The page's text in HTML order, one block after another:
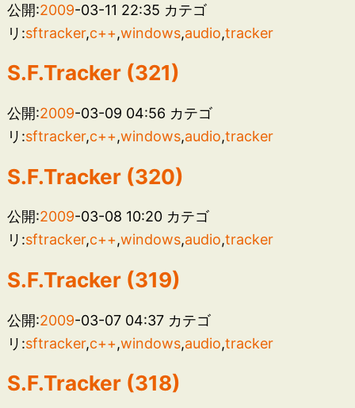
公開:2009-03-11 22:35 カテゴ
リ:sftracker,c++,windows,audio,tracker
S.F.Tracker (321)
公開:2009-03-09 04:56 カテゴ
リ:sftracker,c++,windows,audio,tracker
S.F.Tracker (320)
公開:2009-03-08 10:20 カテゴ
リ:sftracker,c++,windows,audio,tracker
S.F.Tracker (319)
公開:2009-03-07 04:37 カテゴ
リ:sftracker,c++,windows,audio,tracker
S.F.Tracker (318)